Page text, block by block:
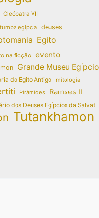
Cleópatra VII
egípcia deuses
Egito
na ficção evento
Grande Museu Egípcio
do Egito Antigo mitologia
Pirâmides Ramses II
dos Deuses Egípcios da Salvat
Tutankhamon